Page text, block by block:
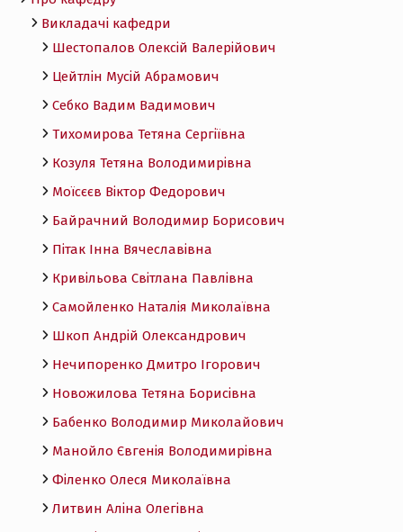
Викладачі кафедри
Шестопалов Олексій Валерійович
Цейтлін Мусій Абрамович
Себко Вадим Вадимович
Тихомирова Тетяна Сергіївна
Козуля Тетяна Володимирівна
Моїсєєв Віктор Федорович
Байрачний Володимир Борисович
Пітак Інна Вячеславівна
Кривільова Світлана Павлівна
Самойленко Наталія Миколаївна
Шкоп Андрій Олександрович
Нечипоренко Дмитро Ігорович
Новожилова Тетяна Борисівна
Бабенко Володимир Миколайович
Манойло Євгенія Володимирівна
Філенко Олеся Миколаївна
Литвин Аліна Олегівна